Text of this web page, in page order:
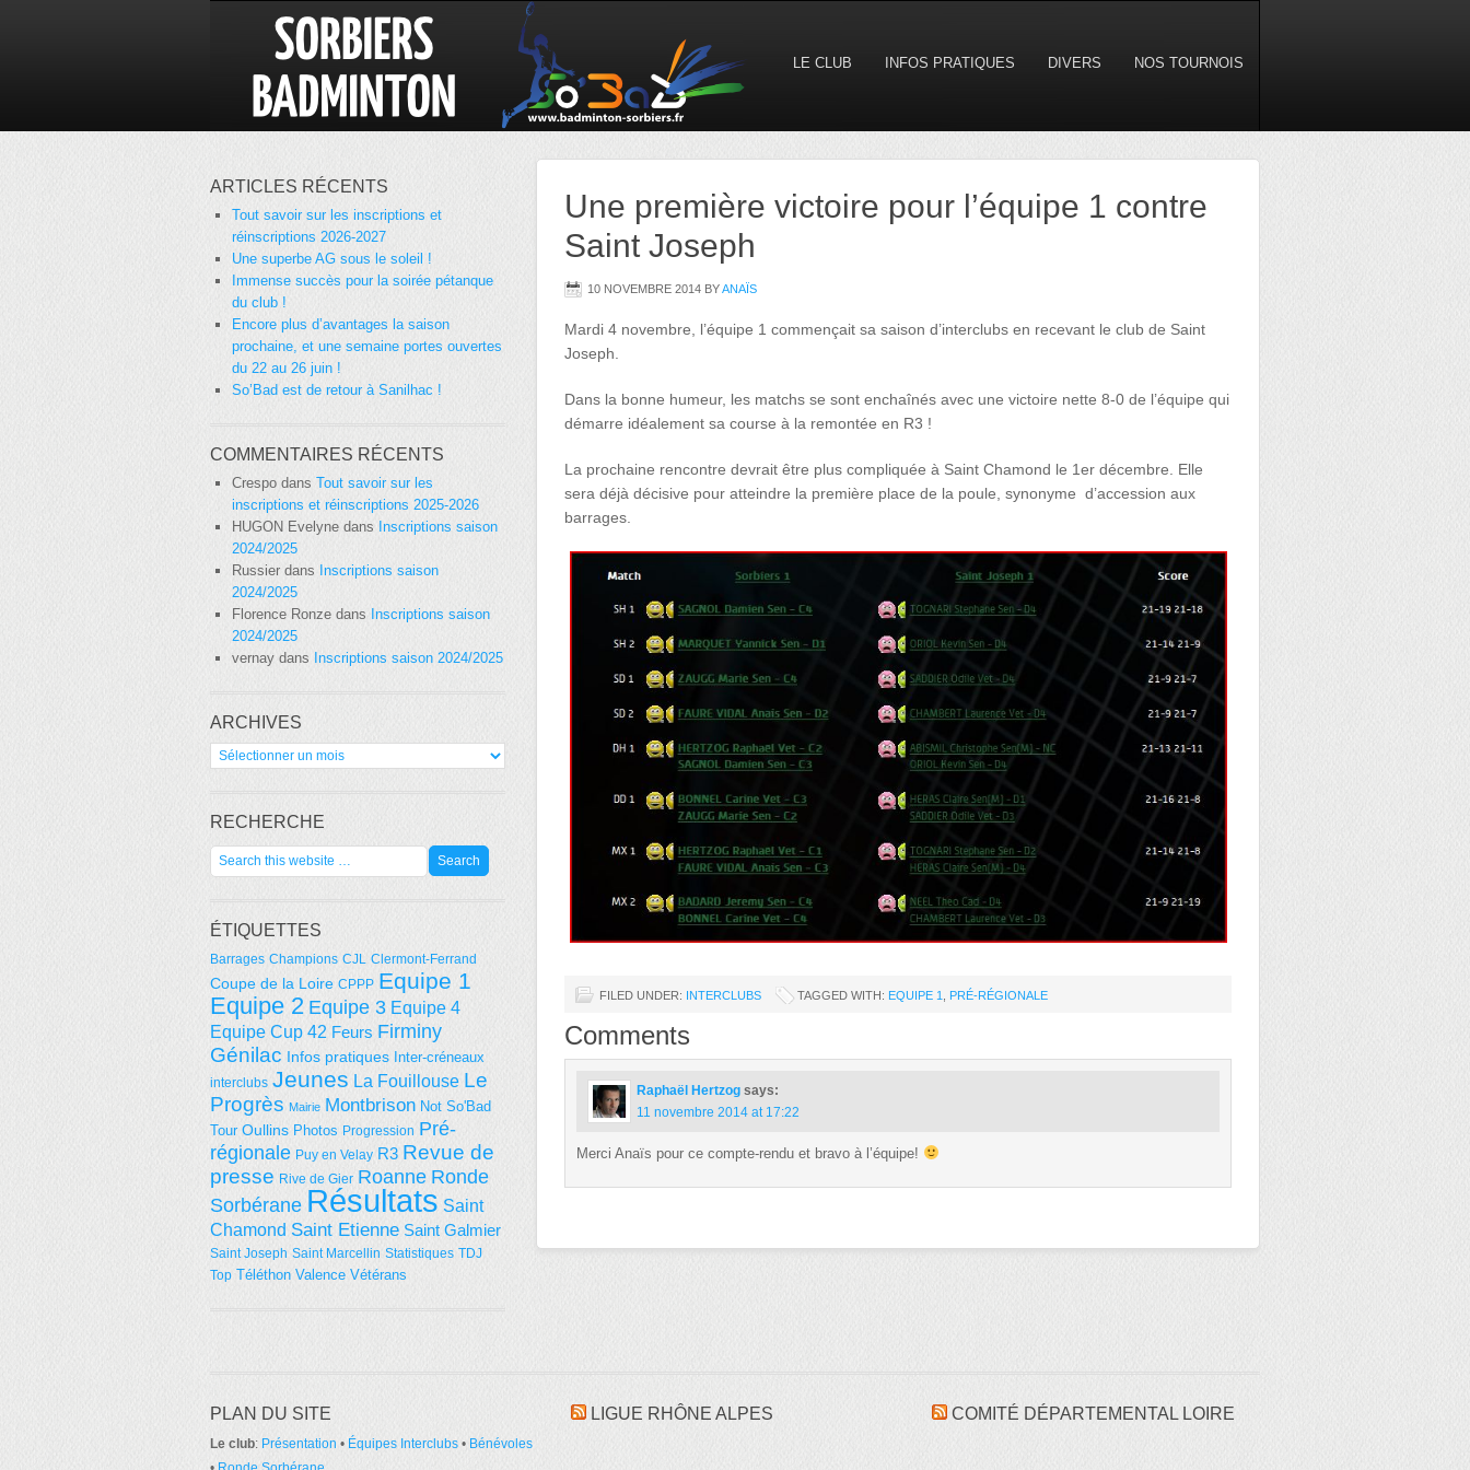
LE CLUB INFOS PRATIQUES DIVERS NOS TOURNOIS
Une première victoire pour l’équipe 1 contre
Saint Joseph
10 NOVEMBRE 2014 BYANAÏS
Mardi 4 novembre, l’équipe 1 commençait sa saison d’interclubs en recevant le club de Saint
Joseph.
Dans la bonne humeur, les matchs se sont enchaînés avec une victoire nette 8-0 de l’équipe qui
démarre idéalement sa course à la remontée en R3 !
La prochaine rencontre devrait être plus compliquée à Saint Chamond le 1er décembre. Elle
sera déjà décisive pour atteindre la première place de la poule, synonyme d’accession aux
barrages.
FILED UNDER: INTERCLUBS TAGGED WITH: EQUIPE 1 PRÉ-RÉGIONALE
Comments
Raphaël Hertzog says:
11 novembre 2014 at 17:22
Merci Anaïs pour ce compte-rendu et bravo à l’équipe!
ARTICLES RÉCENTS
Tout savoir sur les inscriptions et
réinscriptions 2026-2027
Une superbe AG sous le soleil !
Immense succès pour la soirée pétanque
du club !
Encore plus d’avantages la saison
prochaine, et une semaine portes ouvertes
du 22 au 26 juin !
So’Bad est de retour à Sanilhac !
COMMENTAIRES RÉCENTS
Crespo dans Tout savoir sur les
inscriptions et réinscriptions 2025-2026
HUGON Evelyne dans
Inscriptions saison
2024/2025
Russier dans Inscriptions saison
2024/2025
Florence Ronze dans Inscriptions saison
2024/2025
vernay dans Inscriptions saison 2024/2025
ARCHIVES
Archives
RECHERCHE
ÉTIQUETTES
Barrages Champions CJL Clermont-Ferrand
Coupe de la Loire CPPP Equipe 1
Equipe 2 Equipe 3 Equipe 4
Equipe Cup 42 Feurs Firminy
Génilac Infos pratiques Inter-créneaux
interclubs Jeunes La Fouillouse Le
Progrès Mairie Montbrison Not So'Bad
Tour Oullins Photos Progression Pré-
régionale Puy en Velay R3 Revue de
presse Rive de Gier Roanne Ronde
Sorbérane Résultats Saint
Chamond Saint Etienne Saint Galmier
Saint Joseph Saint Marcellin Statistiques TDJ
Top Téléthon Valence Vétérans
PLAN DU SITE
Le club: Présentation • Équipes Interclubs • Bénévoles
LIGUE RHÔNE ALPES COMITÉ DÉPARTEMENTAL LOIRE